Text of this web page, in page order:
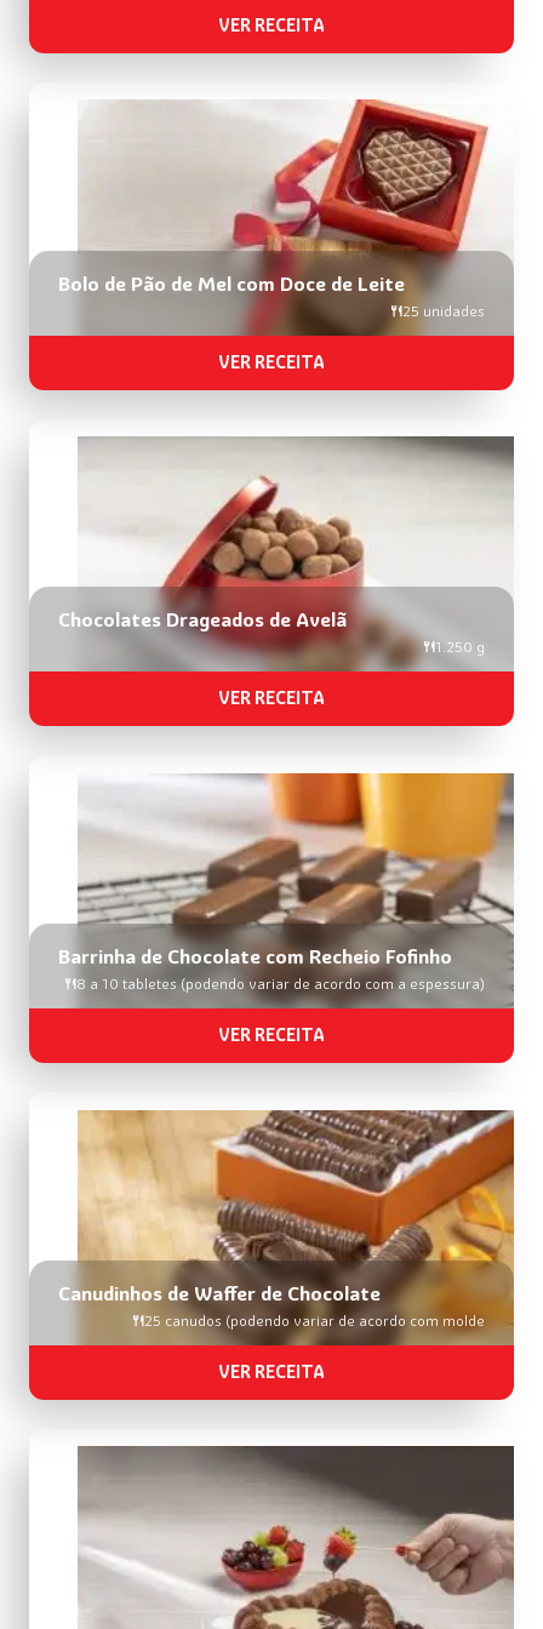
VER RECEITA
Bolo de Pão de Mel com Doce de Leite
25 unidades
VER RECEITA
Chocolates Drageados de Avelã
1.250 g
VER RECEITA
Barrinha de Chocolate com Recheio Fofinho
8 a 10 tabletes (podendo variar de acordo com a espessura)
VER RECEITA
Canudinhos de Waffer de Chocolate
25 canudos (podendo variar de acordo com molde
VER RECEITA